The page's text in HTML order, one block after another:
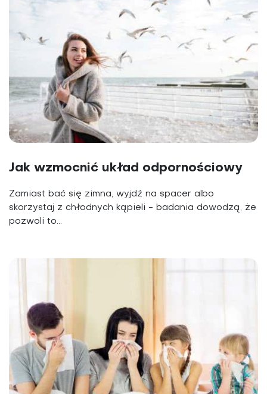
Jak wzmocnić układ odpornościowy
Zamiast bać się zimna, wyjdź na spacer albo
skorzystaj z chłodnych kąpieli - badania dowodzą, że
pozwoli to...